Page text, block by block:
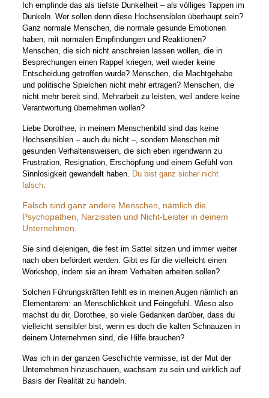
Ich empfinde das als tiefste Dunkelheit – als völliges Tappen im
Dunkeln. Wer sollen denn diese Hochsensiblen überhaupt sein?
Ganz normale Menschen, die normale gesunde Emotionen
haben, mit normalen Empfindungen und Reaktionen?
Menschen, die sich nicht anschreien lassen wollen, die in
Besprechungen einen Rappel kriegen, weil wieder keine
Entscheidung getroffen wurde? Menschen, die Machtgehabe
und politische Spielchen nicht mehr ertragen? Menschen, die
nicht mehr bereit sind, Mehrarbeit zu leisten, weil andere keine
Verantwortung übernehmen wollen?
Liebe Dorothee, in meinem Menschenbild sind das keine
Hochsensiblen – auch du nicht –, sondern Menschen mit
gesunden Verhaltensweisen, die sich eben irgendwann zu
Frustration, Resignation, Erschöpfung und einem Gefühl von
Sinnlosigkeit gewandelt haben. Du bist ganz sicher nicht
falsch.
Falsch sind ganz andere Menschen, nämlich die
Psychopathen, Narzissten und Nicht-Leister in deinem
Unternehmen.
Sie sind diejenigen, die fest im Sattel sitzen und immer weiter
nach oben befördert werden. Gibt es für die vielleicht einen
Workshop, indem sie an ihrem Verhalten arbeiten sollen?
Solchen Führungskräften fehlt es in meinen Augen nämlich an
Elementarem: an Menschlichkeit und Feingefühl. Wieso also
machst du dir, Dorothee, so viele Gedanken darüber, dass du
vielleicht sensibler bist, wenn es doch die kalten Schnauzen in
deinem Unternehmen sind, die Hilfe brauchen?
Was ich in der ganzen Geschichte vermisse, ist der Mut der
Unternehmen hinzuschauen, wachsam zu sein und wirklich auf
Basis der Realität zu handeln.